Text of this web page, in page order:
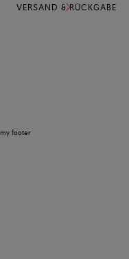
VERSAND & RÜCKGABE
my footer